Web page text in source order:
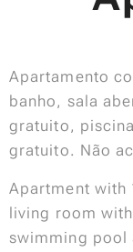
Apartamento
banho, sala
gratuito,
gratuito. Não
Apartment with
living room
swimming pool